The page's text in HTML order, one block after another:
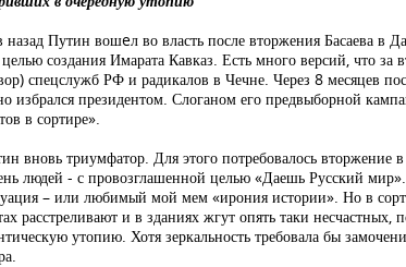
назад Путин вошeл во власть после вторжения Басаева в
создания Имарата Кавказ. Есть много версий, что за
спецслужб РФ и радикалов в Чечне. Через 8 месяцев
избрался президентом. Слоганом его предвыборной
в сортире».
вновь триумфатор. Для этого потребовалось вторжение
людей - с провозглашенной целью «Даешь Русский
– или любимый мой мем «ирония истории». Но в
расстреливают и в зданиях жгут опять таки несчастных,
утопию. Хотя зеркальность требовала бы